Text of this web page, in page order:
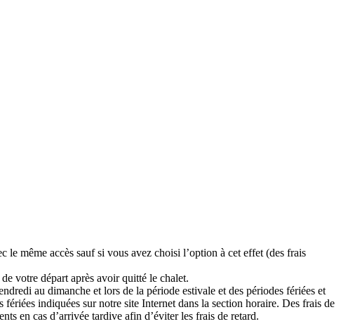
même accès sauf si vous avez choisi l’option à cet effet (des frais
votre départ après avoir quitté le chalet.
au dimanche et lors de la période estivale et des périodes fériées et
indiquées sur notre site Internet dans la section horaire. Des frais de
en cas d’arrivée tardive afin d’éviter les frais de retard.